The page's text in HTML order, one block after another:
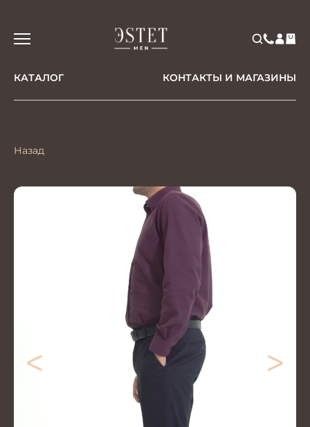
КАТАЛОГ КОНТАКТЫ И МАГАЗИНЫ
Назад
< >